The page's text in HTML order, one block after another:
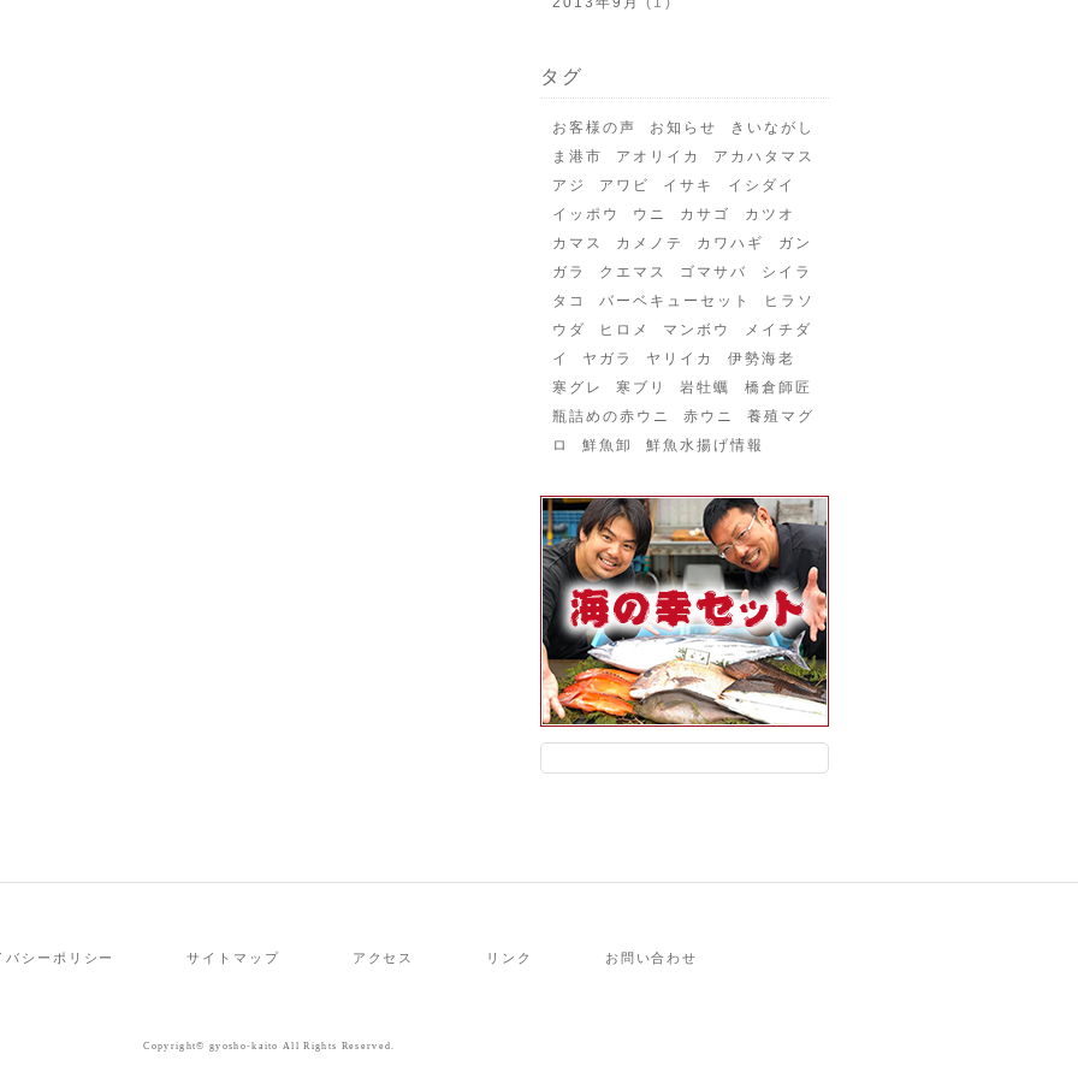
タグ
お客様の声 お知らせ
きいながし
ま港市
アオリイカ
アカハタマス
アジ
アワビ イサキ
イシダイ
イッポウ
ウニ カサゴ
カツオ
カマス
カメノテ カワハギ
ガン
ガラ
クエマス ゴマサバ
シイラ
タコ
バーベキューセット
ヒラソ
ウダ
ヒロメ マンボウ
メイチダ
イ
ヤガラ ヤリイカ
伊勢海老
寒グレ
寒ブリ 岩牡蠣
橋倉師匠
瓶詰めの赤ウニ
赤ウニ
養殖マグ
ロ
鮮魚卸 鮮魚水揚げ情報
バシーポリシー サイトマップ アクセス リンク お問い合わせ
Copyright© gyosho-kaito All Rights Reserved.